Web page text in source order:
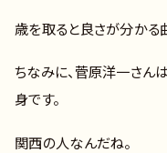
歳を取ると良さが分かる
ちなみに、菅原洋一さん
身です。
関西の人なんだね。